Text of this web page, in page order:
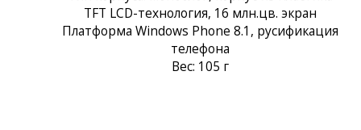
TFT LCD-технология, 16 млн.цв. экран
Платформа Windows Phone 8.1, русификация
телефона
Вес: 105 г